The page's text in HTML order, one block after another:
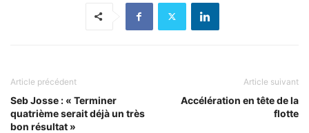
Article précédent
Seb Josse : « Terminer
quatrième serait déjà un très
bon résultat »
Article suivant
Accélération en tête de la
flotte